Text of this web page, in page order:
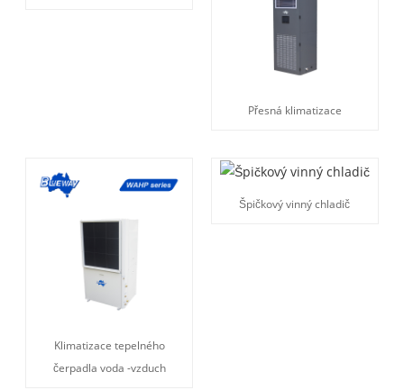
Přesná klimatizace
Klimatizace tepelného
čerpadla voda -vzduch
Špičkový vinný chladič